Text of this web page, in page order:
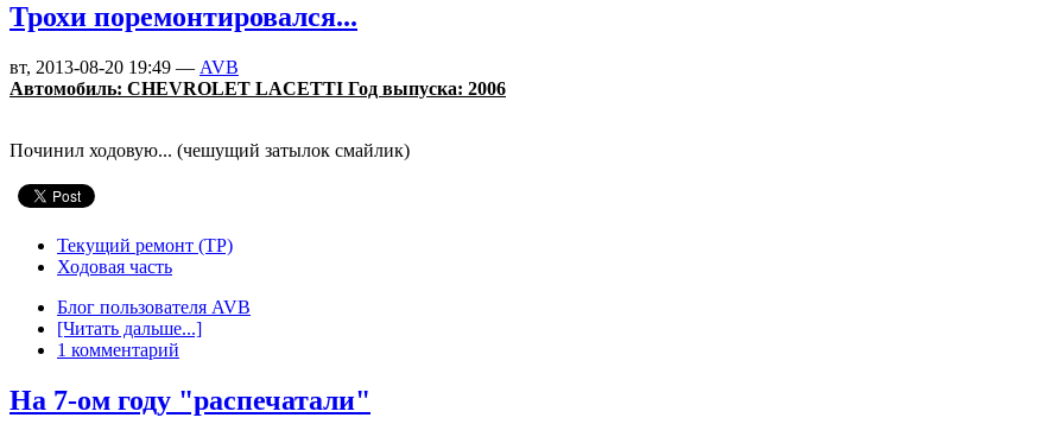
Трохи поремонтировался...
вт, 2013-08-20 19:49 — AVB
Автомобиль: CHEVROLET LACETTI Год выпуска: 2006
Починил ходовую... (чешущий затылок смайлик)
Текущий ремонт (ТР)
Ходовая часть
Блог пользователя AVB
[Читать дальше...]
1 комментарий
На 7-ом году "распечатали"